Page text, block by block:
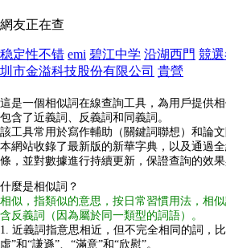
網友正在查
稳定性不错 emi 碧江中学 沿湖西門 競
圳市金溢科技股份有限公司 貴營
這是一個相似詞在線查詢工具，為用戶提供
包含了近義詞、反義詞和同義詞。
該工具常用於寫作輔助（關鍵詞聯想）和論文
本網站收錄了最新版的新華字典，以及通過
條，並對數據進行持續更新，保證查詢的效果
什麼是相似詞？
相似，指類似的意思，按日常習慣用法，相
含反義詞（因為屬於同一類型的詞語）。
1. 近義詞指意思相近，但不完全相同的詞，
虛”和“謙遜”、“滿意”和“欣慰”。